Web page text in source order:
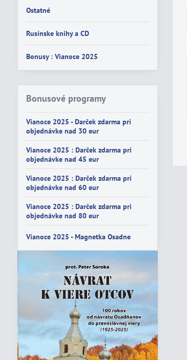
Ostatné
Rusínske knihy a CD
Bonusy : Vianoce 2025
Bonusové programy
Vianoce 2025 - Darček zdarma pri
objednávke nad 30 eur
Vianoce 2025 : Darček zdarma pri
objednávke nad 45 eur
Vianoce 2025 : Darček zdarma pri
objednávke nad 60 eur
Vianoce 2025 : Darček zdarma pri
objednávke nad 80 eur
Vianoce 2025 - Magnetka Osadne